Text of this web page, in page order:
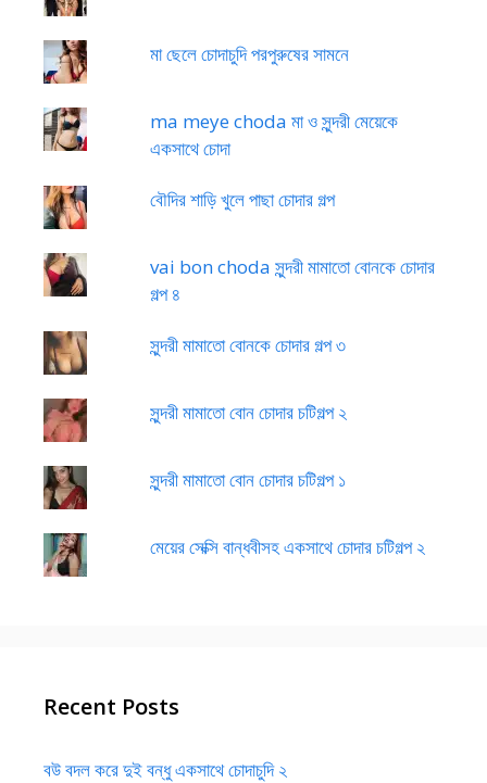
মা ছেলে চোদাচুদি পরপুরুষের সামনে
ma meye choda মা ও সুন্দরী মেয়েকে
একসাথে চোদা
বৌদির শাড়ি খুলে পাছা চোদার গল্প
vai bon choda সুন্দরী মামাতো বোনকে চোদার
গল্প ৪
সুন্দরী মামাতো বোনকে চোদার গল্প ৩
সুন্দরী মামাতো বোন চোদার চটিগল্প ২
সুন্দরী মামাতো বোন চোদার চটিগল্প ১
মেয়ের সেক্সি বান্ধবীসহ একসাথে চোদার চটিগল্প ২
Recent Posts
বউ বদল করে দুই বন্ধু একসাথে চোদাচুদি ২